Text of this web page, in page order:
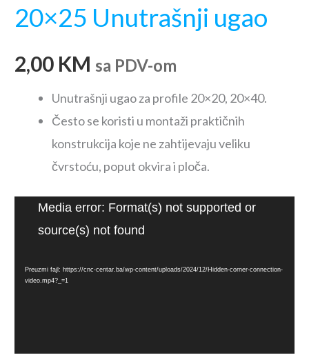
20×25 Unutrašnji ugao
2,00 KM sa PDV-om
Unutrašnji ugao za profile 20×20, 20×40.
Često se koristi u montaži praktičnih
konstrukcija koje ne zahtijevaju veliku
čvrstoću, poput okvira i ploča.
Media error: Format(s) not supported or
source(s) not found
Preuzmi fajl: https://cnc-centar.ba/wp-content/uploads/2024/12/Hidden-corner-connection-
video.mp4?_=1